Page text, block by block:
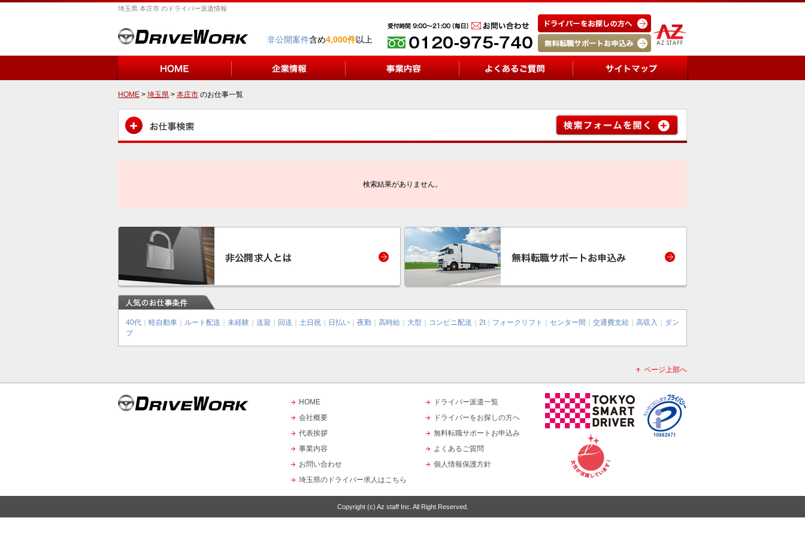
埼玉県 本庄市 のドライバー派遣情報
非公開案件含め4,000件以上
HOME > 埼玉県 > 本庄市 のお仕事一覧
検索結果がありません。
40代 軽自動車 ルート配送 未経験 送迎 回送 土日祝 日払い 夜勤 高時給 大型 コンビニ配送 2t｜ フォークリフト センター間 交通費支給 高収入
ダン
プ
ページ上部へ
HOME
会社概要
代表挨拶
事業内容
お問い合わせ
埼玉県のドライバー求人はこちら
ドライバー派遣一覧
ドライバーをお探しの方へ
無料転職サポートお申込み
よくあるご質問
個人情報保護方針
Copyright (c) Az staff Inc. All Right Reserved.